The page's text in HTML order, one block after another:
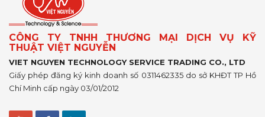
CÔNG TY TNHH THƯƠNG MẠI DỊCH VỤ KỸ
THUẬT VIỆT NGUYỄN
VIET NGUYEN TECHNOLOGY SERVICE TRADING CO., LTD
Giấy phép đăng ký kinh doanh số 0311462335 do sở KHĐT TP Hồ
Chí Minh cấp ngày 03/01/2012